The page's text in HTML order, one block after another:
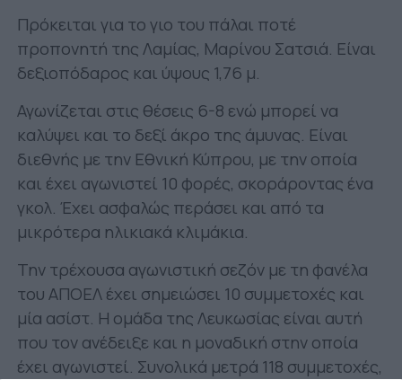
Πρόκειται για το γιο του πάλαι ποτέ
προπονητή της Λαμίας, Μαρίνου Σατσιά. Είναι
δεξιοπόδαρος και ύψους 1,76 μ.
Αγωνίζεται στις θέσεις 6-8 ενώ μπορεί να
καλύψει και το δεξί άκρο της άμυνας. Είναι
διεθνής με την Εθνική Κύπρου, με την οποία
και έχει αγωνιστεί 10 φορές, σκοράροντας ένα
γκολ. Έχει ασφαλώς περάσει και από τα
μικρότερα ηλικιακά κλιμάκια.
Την τρέχουσα αγωνιστική σεζόν με τη φανέλα
του ΑΠΟΕΛ έχει σημειώσει 10 συμμετοχές και
μία ασίστ. Η ομάδα της Λευκωσίας είναι αυτή
που τον ανέδειξε και η μοναδική στην οποία
έχει αγωνιστεί. Συνολικά μετρά 118 συμμετοχές,